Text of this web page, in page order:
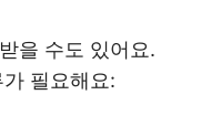
을 수도 있어요.
필요해요: